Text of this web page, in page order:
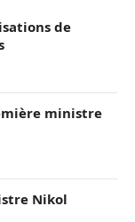
de
ministre
Nikol